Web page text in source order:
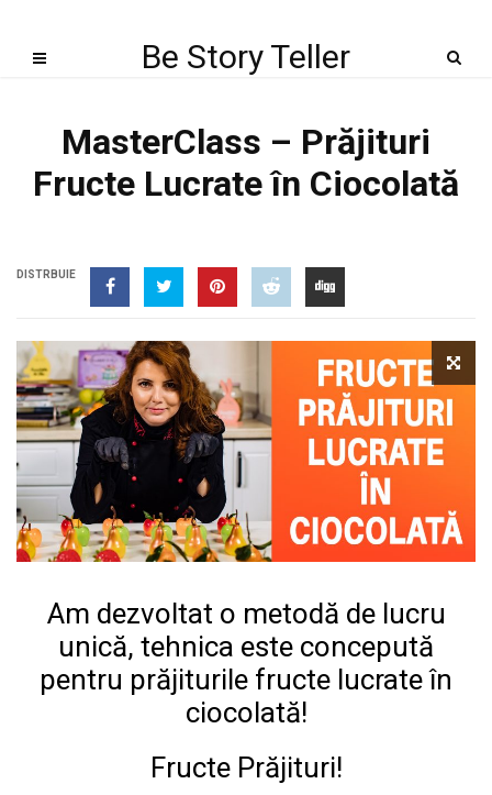
Be Story Teller
MasterClass – Prăjituri
Fructe Lucrate în Ciocolată
DISTRBUIE
Am dezvoltat o metodă de lucru
unică, tehnica este concepută
pentru prăjiturile fructe lucrate în
ciocolată!
Fructe Prăjituri!